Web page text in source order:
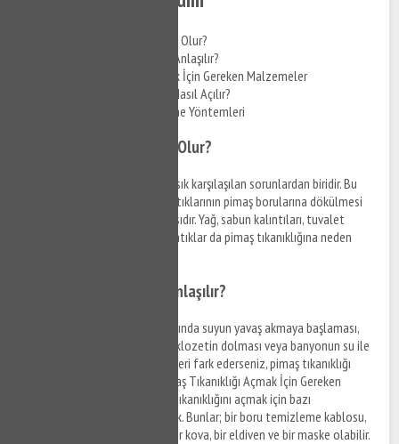
Pimaş Tıkanıklığı Neden Olur?
Pimaş Tıkanıklığı Nasıl Anlaşılır?
Pimaş Tıkanıklığı Açmak İçin Gereken Malzemeler
Evde Pimaş Tıkanıklığı Nasıl Açılır?
Pimaş Tıkanıklığı Önleme Yöntemleri
Pimaş Tıkanıklığı Neden Olur?
, evlerde en sık karşılaşılan sorunlardan biridir. Bu
sorunun nedeni genellikle ev atıklarının pimaş borularına dökülmesi
ve zamanla boruların tıkanmasıdır. Yağ, sabun kalıntıları, tuvalet
kağıtları, kum, toprak ve diğer atıklar da pimaş tıkanıklığına neden
Pimaş Tıkanıklığı Nasıl Anlaşılır?
Pimaş tıkanıklığı belirtileri arasında suyun yavaş akmaya başlaması,
tuvaletin dolmaya başlaması, klozetin dolması veya banyonun su ile
dolması yer alır. Eğer bu belirtileri fark ederseniz, pimaş tıkanıklığı
olduğunu düşünebilirsiniz. Pimaş Tıkanıklığı Açmak İçin Gereken
Malzemeler Şahintepe Pimaş tıkanıklığını açmak için bazı
malzemelere ihtiyacınız olacak. Bunlar; bir boru temizleme kablosu,
pompası, bir kova, bir eldiven ve bir maske olabilir.